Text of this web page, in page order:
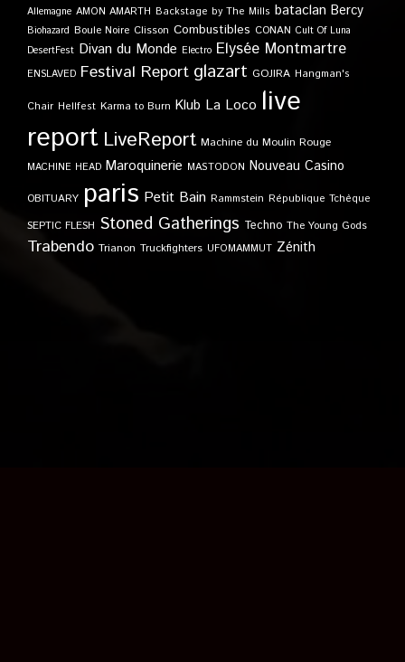
Allemagne AMON AMARTH Backstage by The Mills bataclan Bercy
Biohazard Boule Noire Clisson Combustibles CONAN Cult Of Luna
DesertFest Divan du Monde Electro Elysée Montmartre
ENSLAVED Festival Report glazart GOJIRA Hangman's
Chair Hellfest Karma to Burn Klub La Loco live
report LiveReport Machine du Moulin Rouge
MACHINE HEAD Maroquinerie MASTODON Nouveau Casino
OBITUARY paris Petit Bain Rammstein République Tchèque
SEPTIC FLESH Stoned Gatherings Techno The Young Gods
Trabendo Trianon Truckfighters UFOMAMMUT Zénith